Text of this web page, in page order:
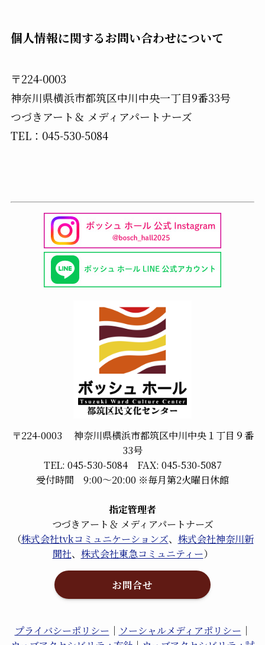
個人情報に関するお問い合わせについて
〒224-0003
神奈川県横浜市都筑区中川中央一丁目9番33号
つづきアート＆ メディアパートナーズ
TEL：045-530-5084
〒224-0003 神奈川県横浜市都筑区中川中央１丁目９番
33号
TEL: 045-530-5084 FAX: 045-530-5087
受付時間 9:00～20:00 ※毎月第2火曜日休館
指定管理者
つづきアート＆ メディアパートナーズ
（株式会社tvkコミュニケーションズ、 株式会社神奈川新
聞社、 株式会社東急コミュニティー）
お問合せ
プライバシーポリシー ｜ ソーシャルメディアポリシー ｜